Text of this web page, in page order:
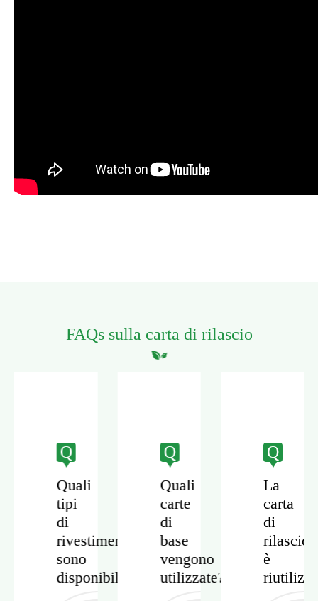
FAQs sulla carta di rilascio
Q
Quali
tipi
di
rivestimento
sono
disponibili?
Q
Quali
carte
di
base
vengono
utilizzate?
Q
La
carta
di
rilascio
è